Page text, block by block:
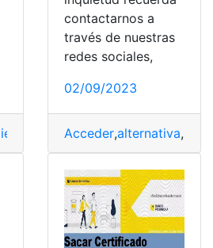
cuenta,Dinero,Necesidades
contactarnos a
través de nuestras
redes sociales,
02/09/2023
Acceder,alternativa,